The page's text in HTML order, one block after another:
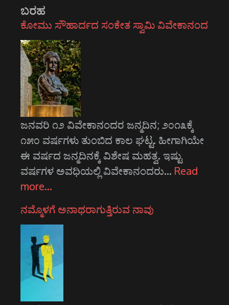
ಬರಹ
ಕೋಮು ಸೌಹಾರ್ದದ ಸಂಕೇತ ಸ್ವಾಮಿ ವಿವೇಕಾನಂದ
ಜನವರಿ ೧೨ ವಿವೇಕಾನಂದರ ಜನ್ಮದಿನ; ೨೦೧೩ಕ್ಕೆ
೧೫೦ ವರ್ಷಗಳು ತುಂಬಿದ ಕಾಲ ಘಟ್ಟ. ಹೀಗಾಗಿಯೇ
ಈ ವರ್ಷದ ಜನ್ಮದಿನಕ್ಕೆ ವಿಶೇಷ ಮಹತ್ವ. ಇಷ್ಟು
ವರ್ಷಗಳ ಅವಧಿಯಲ್ಲಿ ವಿವೇಕಾನಂದರು… Read
more…
ನಮ್ಮೊಳಗೆ ಅನಾಥರಾಗುತ್ತಿರುವ ನಾವು